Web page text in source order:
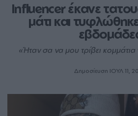
Ιnfluencer έκανε
μάτι και τυφλώθηκε
«Ήταν σα να μου τρίβει κομμάτια
Δημοσίευση ΙΟΥΛ 11,